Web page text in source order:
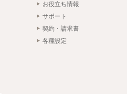
お役立ち情報
サポート
契約・請求書
各種設定